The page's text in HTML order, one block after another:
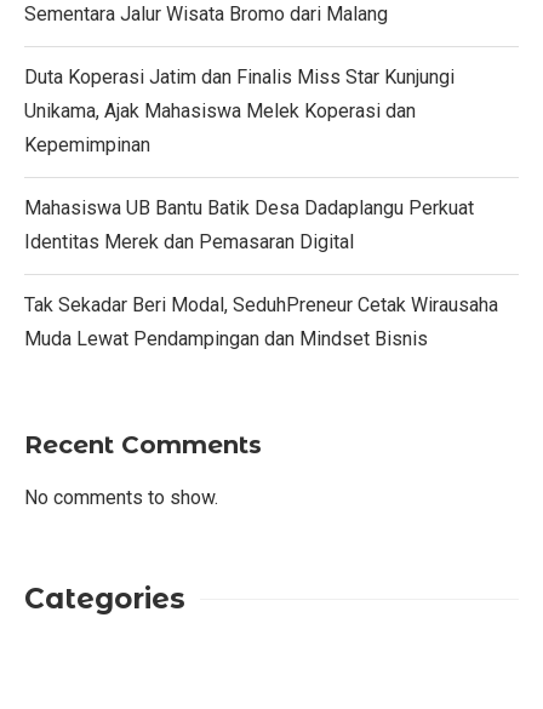
Sementara Jalur Wisata Bromo dari Malang
Duta Koperasi Jatim dan Finalis Miss Star Kunjungi
Unikama, Ajak Mahasiswa Melek Koperasi dan
Kepemimpinan
Mahasiswa UB Bantu Batik Desa Dadaplangu Perkuat
Identitas Merek dan Pemasaran Digital
Tak Sekadar Beri Modal, SeduhPreneur Cetak Wirausaha
Muda Lewat Pendampingan dan Mindset Bisnis
Recent Comments
No comments to show.
Categories